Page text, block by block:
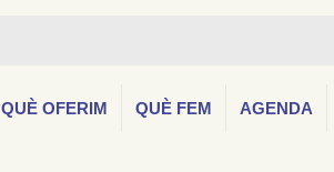
QUÈ OFERIM QUÈ FEM AGENDA